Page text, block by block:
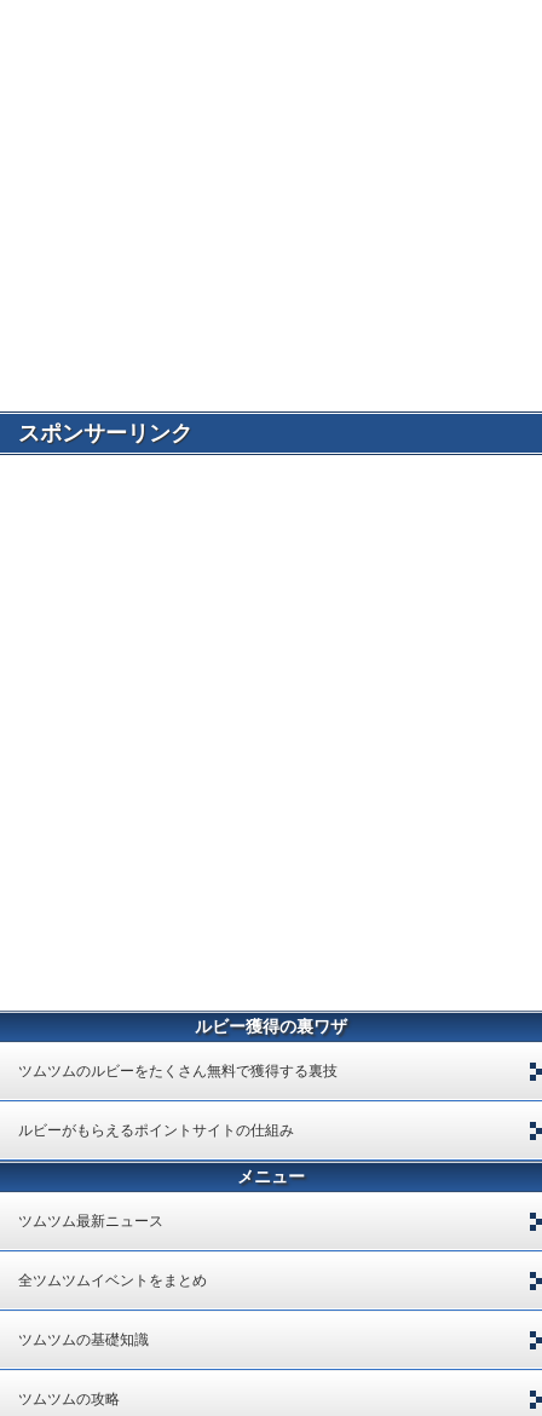
スポンサーリンク
ルビー獲得の裏ワザ
ツムツムのルビーをたくさん無料で獲得する裏技
ルビーがもらえるポイントサイトの仕組み
メニュー
ツムツム最新ニュース
全ツムツムイベントをまとめ
ツムツムの基礎知識
ツムツムの攻略